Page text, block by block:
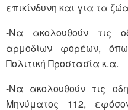
επικίνδυνη και για τα
-Να ακολουθούν τις
αρμοδίων φορέων,
Πολιτική Προστασία κ.α.
-Να ακολουθούν τις
Μηνύματος 112,